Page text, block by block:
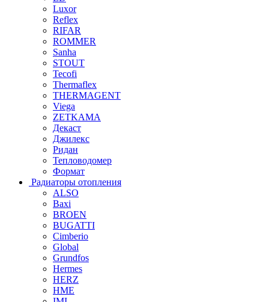
Luxor
Reflex
RIFAR
ROMMER
Sanha
STOUT
Tecofi
Thermaflex
THERMAGENT
Viega
ZETKAMA
Декаст
Джилекс
Ридан
Тепловодомер
Формат
Радиаторы отопления
ALSO
Baxi
BROEN
BUGATTI
Cimberio
Global
Grundfos
Hermes
HERZ
HME